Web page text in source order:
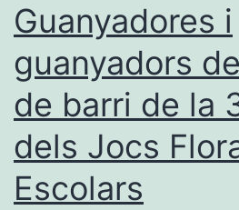
Guanyadores i
guanyadors
de barri de la
dels Jocs
Escolars